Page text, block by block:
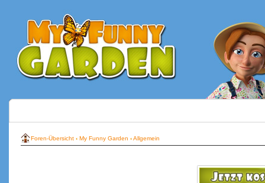
Foren-Übersicht ‹ My Funny Garden ‹Allgemein